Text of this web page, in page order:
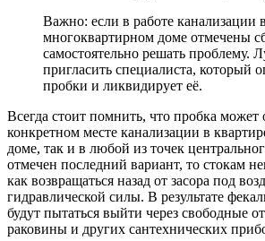
Важно: если в работе канализации
многоквартирном доме отмечены
самостоятельно решать проблему.
пригласить специалиста, который
пробки и ликвидирует её.
Всегда стоит помнить, что пробка может
конкретном месте канализации в
доме, так и в любой из точек
отмечен последний вариант, то стокам
как возвращаться назад от засора под
гидравлической силы. В результате
будут пытаться выйти через свободные
раковины и других сантехнических